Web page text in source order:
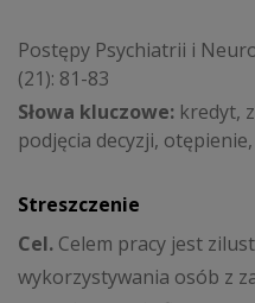
Postępy Psychiatrii i
(21): 81-83
Słowa kluczowe: kredyt,
podjęcia decyzji,
Streszczenie
Cel. Celem pracy jest
wykorzystywania osób z